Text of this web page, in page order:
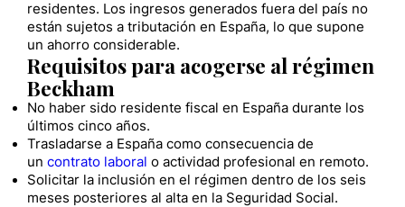
residentes. Los ingresos generados fuera del país no
están sujetos a tributación en España, lo que supone
un ahorro considerable.
Requisitos para acogerse al régimen
Beckham
No haber sido residente fiscal en España durante los
últimos cinco años.
Trasladarse a España como consecuencia de
un contrato laboral o actividad profesional en remoto.
Solicitar la inclusión en el régimen dentro de los seis
meses posteriores al alta en la Seguridad Social.